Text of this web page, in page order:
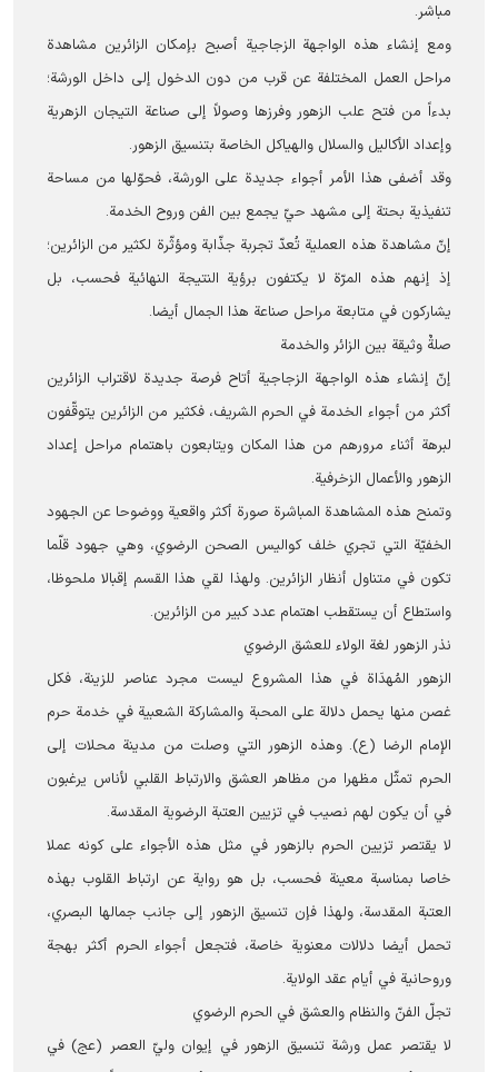
مباشر.
ومع إنشاء هذه الواجهة الزجاجية أصبح بإمكان الزائرين مشاهدة
مراحل العمل المختلفة عن قرب من دون الدخول إلى داخل الورشة؛
بدءاً من فتح علب الزهور وفرزها وصولاً إلى صناعة التيجان الزهرية
وإعداد الأكاليل والسلال والهياكل الخاصة بتنسيق الزهور.
وقد أضفى هذا الأمر أجواء جديدة على الورشة، فحوّلها من مساحة
تنفيذية بحتة إلى مشهد حيّ يجمع بين الفن وروح الخدمة.
إنّ مشاهدة هذه العملية تُعدّ تجربة جذّابة ومؤثّرة لكثير من الزائرين؛
إذ إنهم هذه المرّة لا يكتفون برؤية النتيجة النهائية فحسب، بل
يشاركون في متابعة مراحل صناعة هذا الجمال أيضا.
صلةٌ وثیقة بين الزائر والخدمة
إنّ إنشاء هذه الواجهة الزجاجية أتاح فرصة جديدة لاقتراب الزائرين
أكثر من أجواء الخدمة في الحرم الشریف، فكثير من الزائرين يتوقّفون
لبرهة أثناء مرورهم من هذا المكان ويتابعون باهتمام مراحل إعداد
الزهور والأعمال الزخرفية.
وتمنح هذه المشاهدة المباشرة صورة أكثر واقعية ووضوحا عن الجهود
الخفيّة التي تجري خلف كواليس الصحن الرضوي، وهي جهود قلّما
تكون في متناول أنظار الزائرين. ولهذا لقي هذا القسم إقبالا ملحوظا،
واستطاع أن يستقطب اهتمام عدد كبير من الزائرين.
نذر الزهور لغة الولاء للعشق الرضوي
الزهور المُهدَاة في هذا المشروع ليست مجرد عناصر للزينة، فكل
غصن منها يحمل دلالة على المحبة والمشاركة الشعبية في خدمة حرم
الإمام الرضا (ع). وهذه الزهور التي وصلت من مدينة محلات إلى
الحرم تمثّل مظهرا من مظاهر العشق والارتباط القلبي لأناس يرغبون
في أن يكون لهم نصيب في تزیین العتبة الرضوية المقدسة.
لا يقتصر تزيين الحرم بالزهور في مثل هذه الأجواء على كونه عملا
خاصا بمناسبة معینة فحسب، بل هو رواية عن ارتباط القلوب بهذه
العتبة المقدسة، ولهذا فإن تنسیق الزهور إلى جانب جمالها البصري،
تحمل أيضا دلالات معنوية خاصة، فتجعل أجواء الحرم أكثر بهجة
وروحانية في أيام عقد الولاية.
تجلّ الفنّ والنظام والعشق في الحرم الرضوي
لا يقتصر عمل ورشة تنسيق الزهور في إيوان وليّ العصر (عج) في